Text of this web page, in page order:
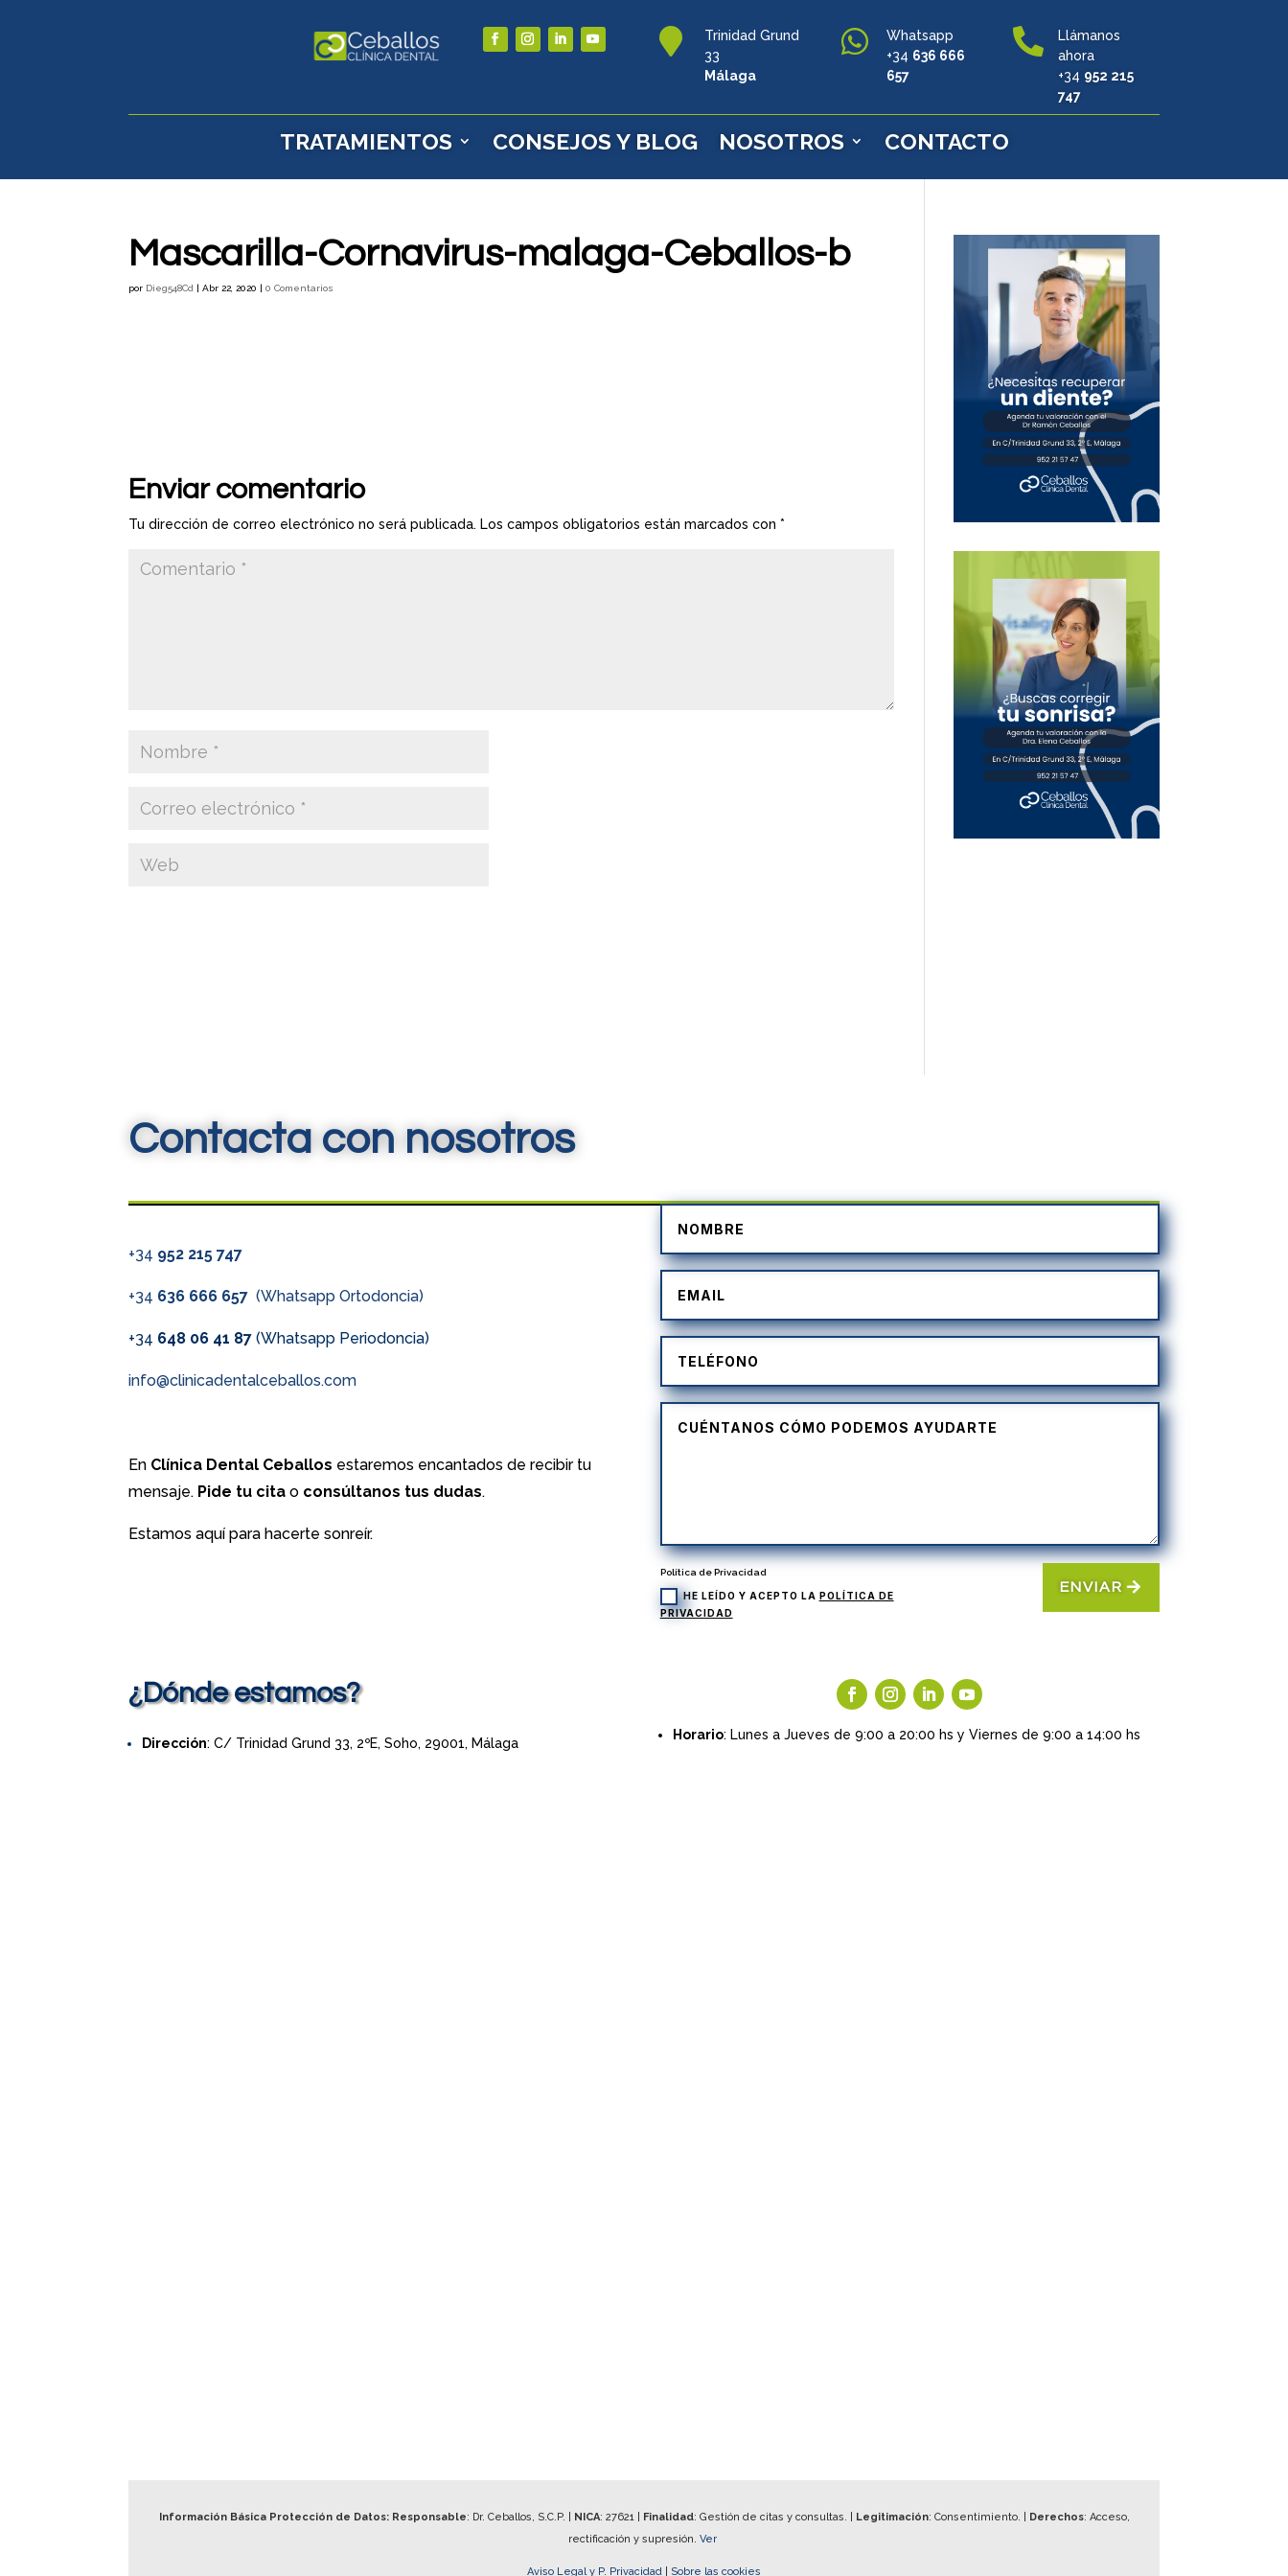

Trinidad Grund
33
Málaga

Whatsapp
+34 636 666
657

Llámanos
ahora
+34 952 215
747
TRATAMIENTOS CONSEJOS Y BLOG NOSOTROS CONTACTO
Mascarilla-Cornavirus-malaga-Ceballos-b
por Dieg548Cd |Abr 22, 2020 |0 Comentarios
Enviar comentario
Tu dirección de correo electrónico no será publicada. Los campos obligatorios están marcados con*
Contacta con nosotros
+34 952 215 747
+34 636 666 657(Whatsapp Ortodoncia)
+34 648 06 41 87 (Whatsapp Periodoncia)
info@clinicadentalceballos.com
En Clínica Dental Ceballos estaremos encantados de recibir tu
mensaje. Pide tu cita o consúltanos tus dudas.
Estamos aquí para hacerte sonreír.
Política de Privacidad
HE LEÍDO Y ACEPTO LA POLÍTICA DE
PRIVACIDAD
ENVIAR
¿Dónde estamos?
Dirección: C/ Trinidad Grund 33, 2ºE, Soho, 29001, Málaga
Horario: Lunes a Jueves de 9:00 a 20:00 hs y Viernes de 9:00 a 14:00 hs
Información Básica Protección de Datos: Responsable: Dr. Ceballos, S.C.P. | NICA: 27621| Finalidad: Gestión de citas y consultas. | Legitimación: Consentimiento. | Derechos: Acceso,
rectificación y supresión. Ver
Aviso Legal y P. Privacidad Sobre las cookies